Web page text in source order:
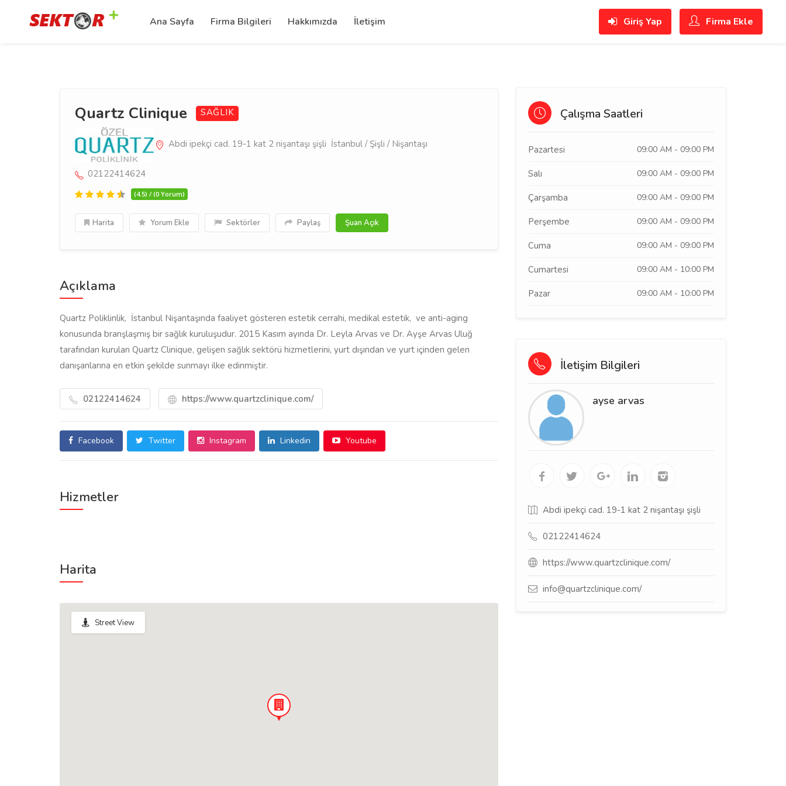
Ana Sayfa Firma Bilgileri Hakkımızda İletişim Giriş Yap Firma Ekle
Quartz Clinique SAĞLIK
Abdi ipekçi cad. 19-1 kat 2 nişantaşı şişli İstanbul / Şişli / Nişantaşı
02122414624
(4.5) / (0 Yorum)
Harita Yorum Ekle Sektörler Paylaş Şuan Açık
Açıklama
Quartz Poliklinlik, İstanbul Nişantaşında faaliyet gösteren estetik cerrahi, medikal estetik, ve anti-aging
konusunda branşlaşmış bir sağlık kuruluşudur. 2015 Kasım ayında Dr. Leyla Arvas ve Dr. Ayşe Arvas Uluğ
tarafından kurulan Quartz Clinique, gelişen sağlık sektörü hizmetlerini, yurt dışından ve yurt içinden gelen
danışanlarına en etkin şekilde sunmayı ilke edinmiştir.
02122414624 https://www.quartzclinique.com/
Facebook Twitter Instagram Linkedin Youtube
Hizmetler
Harita
Street View
Çalışma Saatleri
Pazartesi 09:00 AM - 09:00 PM
Salı 09:00 AM - 09:00 PM
Çarşamba 09:00 AM - 09:00 PM
Perşembe 09:00 AM - 09:00 PM
Cuma 09:00 AM - 09:00 PM
Cumartesi 09:00 AM - 10:00 PM
Pazar 09:00 AM - 10:00 PM
İletişim Bilgileri
ayse arvas
Abdi ipekçi cad. 19-1 kat 2 nişantaşı şişli
02122414624
https://www.quartzclinique.com/
info@quartzclinique.com/